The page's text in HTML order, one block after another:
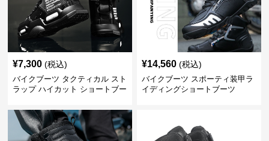
¥7,300 (税込)
バイクブーツ タクティカル スト
ラップ ハイカット ショートブー
¥14,560 (税込)
バイクブーツ スポーティ装甲ラ
イディングショートブーツ